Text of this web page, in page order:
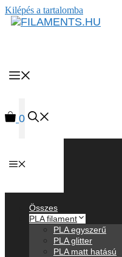
Kilépés a tartalomba
0
Összes
PLA filament
PLA egyszerű
PLA glitter
PLA matt hatású